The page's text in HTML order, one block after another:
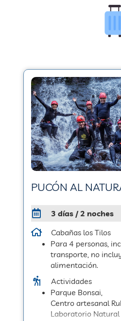
PUCÓN AL
3 días / 2 noches
Cabañas los Tilos
Para 4 personas,
transporte, no
alimentación.
Actividades
Parque Bonsai,
Centro artesanal
Laboratorio Natural